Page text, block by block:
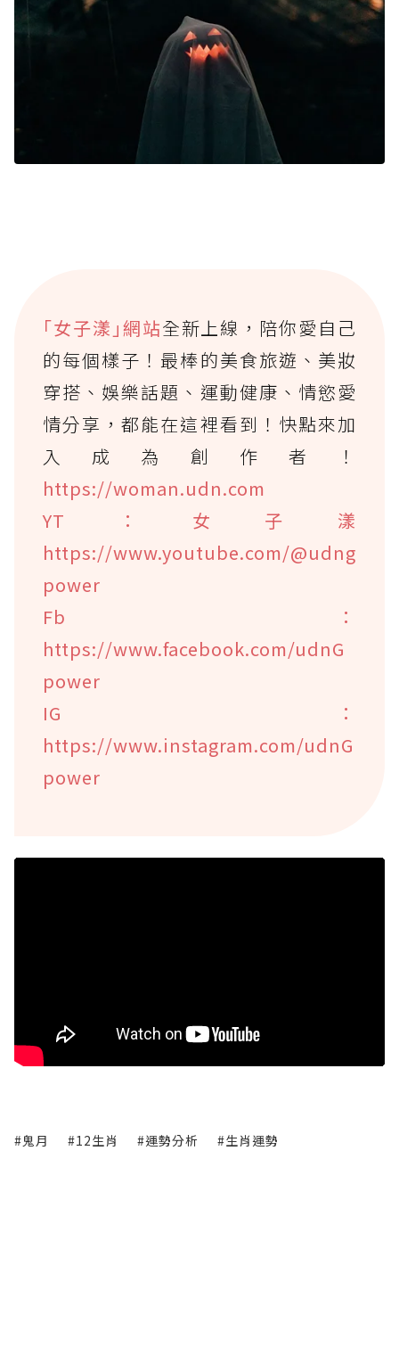
｢女子漾｣網站全新上線，陪你愛自己
的每個樣子！最棒的美食旅遊、美妝
穿搭、娛樂話題、運動健康、情慾愛
情分享，都能在這裡看到！快點來加
入成為創作者！
https://woman.udn.com
YT：女子漾
https://www.youtube.com/@udng
power
Fb：
https://www.facebook.com/udnG
power
IG：
https://www.instagram.com/udnG
power
#鬼月 #12生肖 #運勢分析 #生肖運勢